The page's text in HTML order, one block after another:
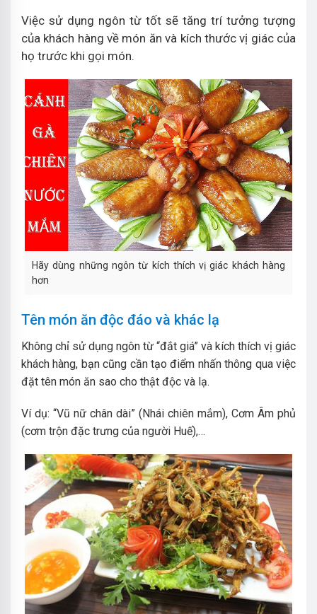
Việc sử dụng ngôn từ tốt sẽ tăng trí tưởng tượng
của khách hàng về món ăn và kích thước vị giác của
họ trước khi gọi món.
Hãy dùng những ngôn từ kích thích vị giác khách hàng
hơn
Tên món ăn độc đáo và khác lạ
Không chỉ sử dụng ngôn từ “đắt giá” và kích thích vị giác
khách hàng, bạn cũng cần tạo điểm nhấn thông qua việc
đặt tên món ăn sao cho thật độc và lạ.
Ví dụ: “Vũ nữ chân dài” (Nhái chiên mắm), Cơm Âm phủ
(cơm trộn đặc trưng của người Huế),…